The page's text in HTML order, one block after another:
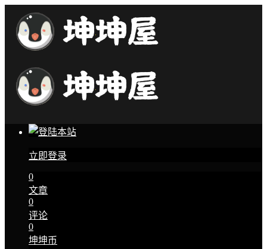
立即登录
0
文章
0
评论
0
坤坤币